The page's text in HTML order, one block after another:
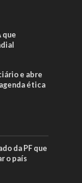
que
e abre
ética
da PF que
o país